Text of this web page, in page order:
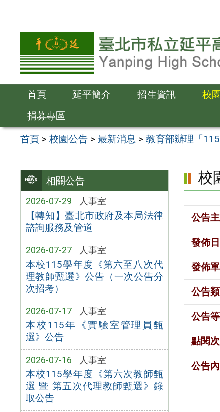
容
首頁 延平簡介 招生資訊 校
捐募專區
首頁 >校園公告 >最新消息 >教育部辦理「
相關公告
2026-07-29 人事室
【轉知】臺北市政府及本局法律
諮詢服務及管道
2026-07-27 人事室
本校115學年度《第六至八次代
理教師甄選》公告（一次公告分
次招考）
2026-07-17 人事室
本校115年《實驗室管理員甄
選》公告
2026-07-16 人事室
本校115學年度《第六次教師甄
選 暨 第五次代理教師甄選》錄
取公告
校
公告
發佈
發佈
公告
公告
點閱
公告